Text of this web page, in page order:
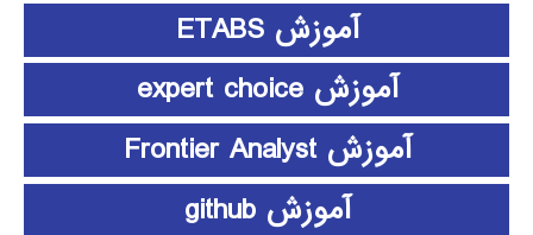
آموزش ETABS
آموزش expert choice
آموزش Frontier Analyst
آموزش github